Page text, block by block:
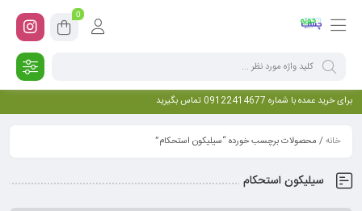
0
برای خرید عمده با شماره 09122414677 تماس بگیرید
خانه/ محصولات برچسب خورده “سیلیکون استحکام”
سیلیکون استحکام